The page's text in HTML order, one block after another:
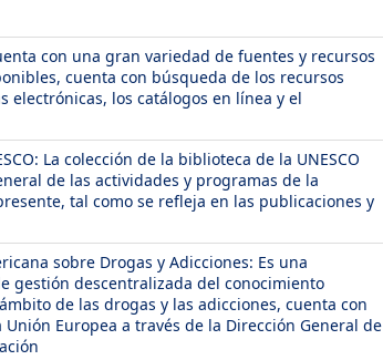
con una gran variedad de fuentes y recursos
cuenta con búsqueda de los recursos
electrónicas, los catálogos en línea y el
La colección de la biblioteca de la UNESCO
de las actividades y programas de la
tal como se refleja en las publicaciones y
sobre Drogas y Adicciones: Es una
gestión descentralizada del conocimiento
de las drogas y las adicciones, cuenta con
Europea a través de la Dirección General de